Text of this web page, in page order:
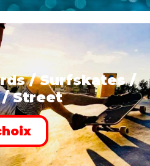
/ Surfskates /
/ Street